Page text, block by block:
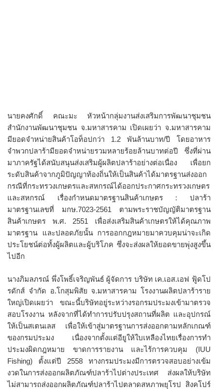
นายคงศักดิ์ คณะมะ หัวหน้ากลุ่มงานส่งเสริมการพัฒนาชุมชน
สำนักงานพัฒนาชุมชน จ.มหาสารคาม เปิดเผยว่า จ.มหาสารคาม
มียอดจำหน่ายสินค้าโอท็อปกว่า 1.2 พันล้านบาท/ปี โดยอาหาร
จำพวกปลาร้ามียอดจำหน่ายรวมหลายร้อยล้านบาทต่อปี ซึ่งที่ผ่าน
มาภาครัฐได้สนับสนุนส่งเสริมผู้ผลิตปลาร้าอย่างต่อเนื่อง เพื่อยก
ระดับสินค้าจากภูมิปัญญาท้องถิ่นให้เป็นสินค้าได้มาตรฐานส่งออก
กรณีที่กระทรวงเกษตรและสหกรณ์ได้ออกประกาศกระทรวงเกษตร
และสหกรณ์ เรื่องกำหนดมาตรฐานสินค้าเกษตร : ปลาร้า
มาตรฐานเลขที่ มกษ.7023-2561 ตามพระราชบัญญัติมาตรฐาน
สินค้าเกษตร พ.ศ. 2551 เพื่อส่งเสริมสินค้าเกษตรให้ได้คุณภาพ
มาตรฐาน และปลอดภัยนั้น การออกกฎหมายมาควบคุมน่าจะเกิด
ประโยชน์ต่อทั้งผู้ผลิตและผู้บริโภค ซึ่งจะส่งผลให้ยอดขายพุ่งสูงขึ้น
ไปอีก
นางภิมลภรณ์ พึ่งโพธิ์เจริญพันธ์ ผู้จัดการ บริษัท เค.เอส.เอฟ ฟู้ดโป
รดักส์ จำกัด อ.โกสุมพิสัย จ.มหาสารคาม โรงงานผลิตปลาร้าราย
ใหญ่เปิดเผยว่า ขณะนี้บริษัทอยู่ระหว่างรอกรมประมงเข้ามาตรวจ
สอบโรงงาน หลังจากที่ได้ทำการปรับปรุงสถานที่ผลิต และอุปกรณ์
ให้เป็นสเตนเลส เพื่อให้เข้าสู่มาตรฐานการส่งออกตามหลักเกณฑ์
ของกรมประมง เนื่องจากตั้งแต่อียูให้ใบเหลืองไทยเรื่องการทำ
ประมงผิดกฎหมาย ขาดการรายงาน และไร้การควบคุม (IUU
Fishing) ตั้งแต่ปี 2558 ทางกรมประมงมีการตรวจสอบอย่างเข้ม
งวดในการส่งออกผลิตภัณฑ์ปลาร้าไปต่างประเทศ ส่งผลให้บริษัท
ไม่สามารถส่งออกผลิตภัณฑ์ปลาร้าไปตลาดสหภาพยุโรป สิงคโปร์